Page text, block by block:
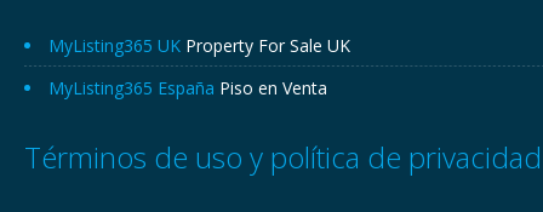
MyListing365 UK Property For Sale UK
MyListing365 España Piso en Venta
Términos de uso y política de privacidad